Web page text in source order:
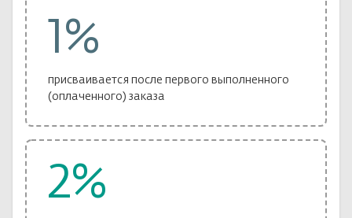
Лотерейные билеты
Смотреть все
Персоналии
Наука и образование
События и даты
Смотреть все
1%
присваивается после первого выполненного
(оплаченного) заказа
2%